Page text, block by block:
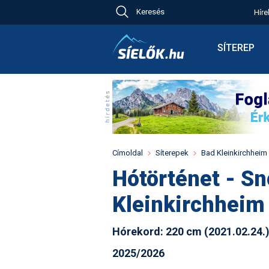
Keresés
SÍTEREP
Síbérletárak
Toplista
Időjárás
Havazás
Fotók
Címoldal Síterepek Bad Kleinkirchheim
Hótörténet -
Kleinkirchheim
Hórekord: 220 cm (2021.02.24.)
2025/2026